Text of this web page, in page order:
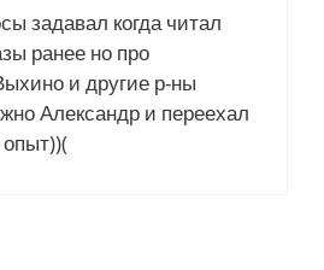
задавал когда читал
ранее но про
и другие р-ны
Александр и переехал